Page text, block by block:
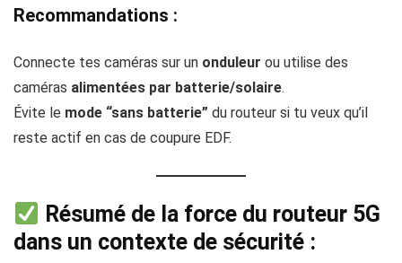
Recommandations :
Connecte tes caméras sur un onduleur ou utilise des
caméras alimentées par batterie/solaire.
Évite le mode “sans batterie” du routeur si tu veux qu’il
reste actif en cas de coupure EDF.
Résumé de la force du routeur 5G
dans un contexte de sécurité :